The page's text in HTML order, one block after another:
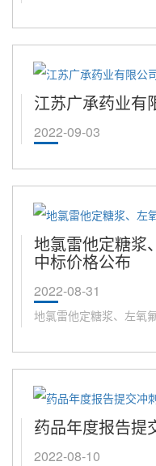
江苏广承药业有
2022-09-03
地氯雷他定糖浆
中标价格公布
2022-08-31
地氯雷他定糖浆、左氧
药品年度报告提
2022-08-10